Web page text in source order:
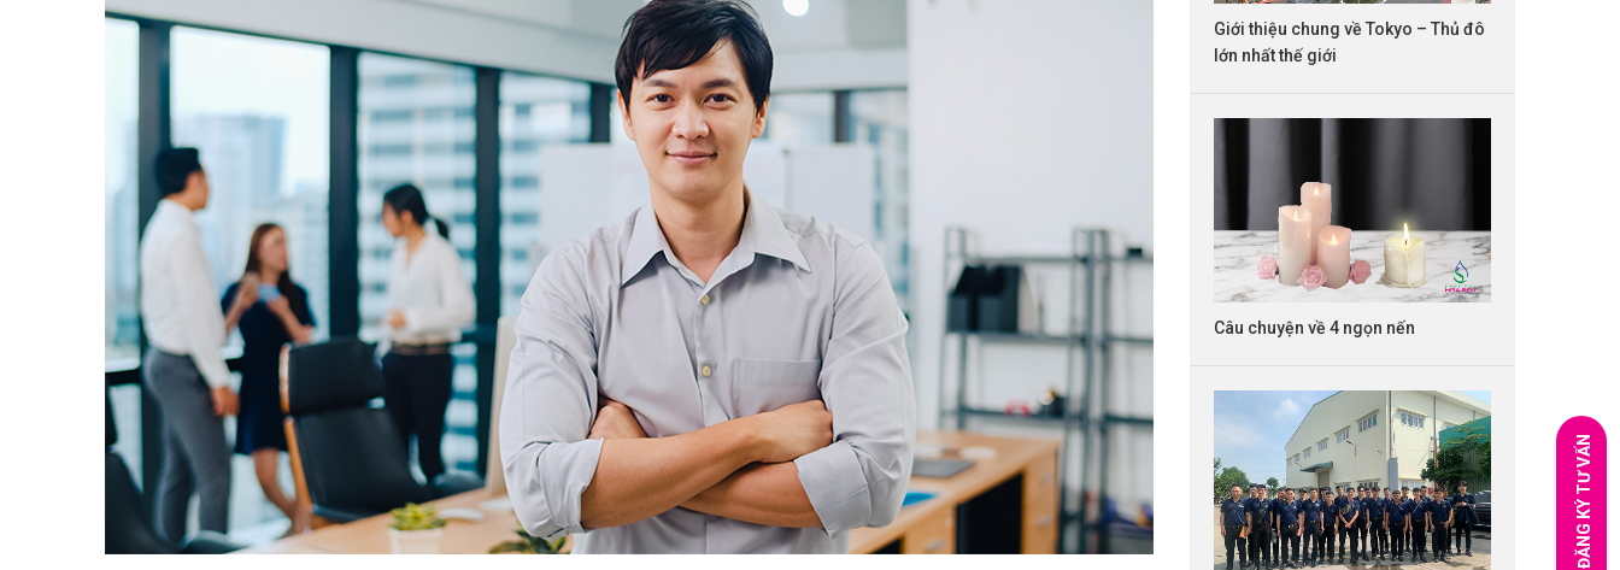
Giới thiệu chung về Tokyo – Thủ đô
lớn nhất thế giới
Câu chuyện về 4 ngọn nến
ĐĂNG KÝ TƯ VẤN